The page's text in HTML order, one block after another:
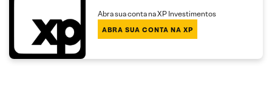
Abra sua conta na XP Investimentos
ABRA SUA CONTA NA XP